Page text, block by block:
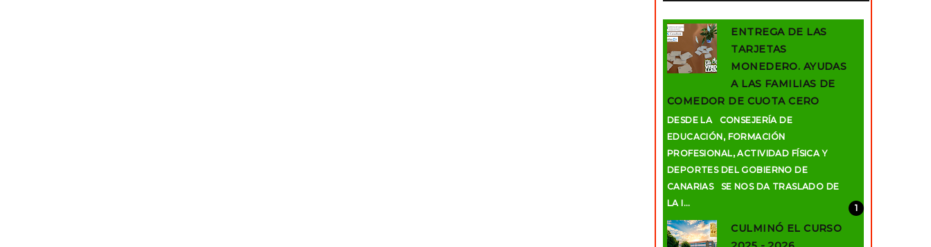
ENTREGA DE LAS
TARJETAS
MONEDERO. AYUDAS
A LAS FAMILIAS DE
COMEDOR DE CUOTA CERO
DESDE LA CONSEJERÍA DE
EDUCACIÓN, FORMACIÓN
PROFESIONAL, ACTIVIDAD FÍSICA Y
DEPORTES DEL GOBIERNO DE
CANARIAS SE NOS DA TRASLADO DE
LA I...
CULMINÓ EL CURSO